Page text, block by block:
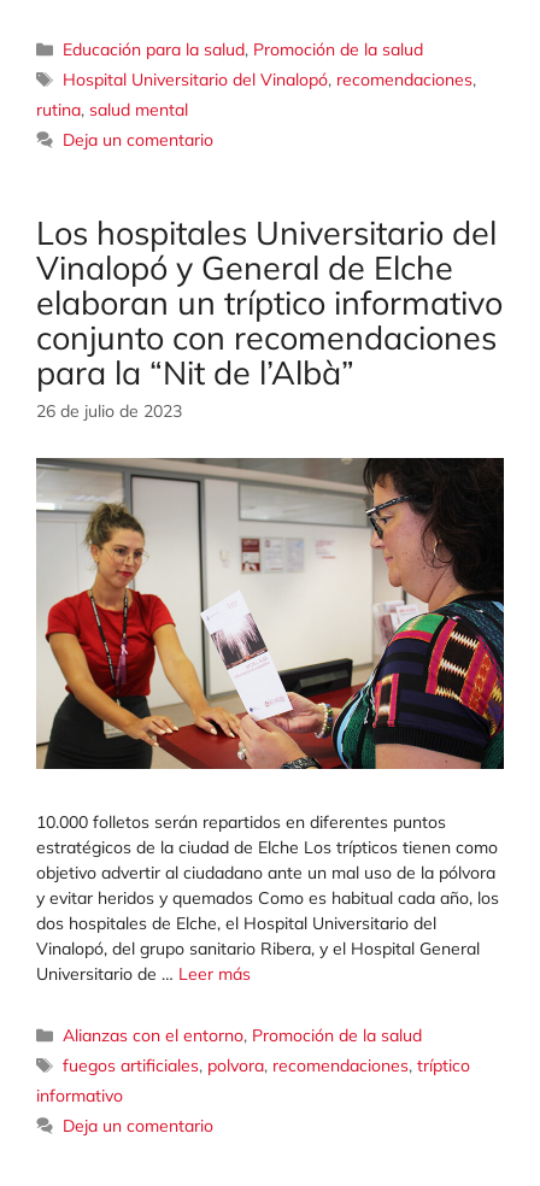
Categorías
Educación para la salud, Promoción de la salud
Etiquetas
Hospital Universitario del Vinalopó, recomendaciones,
rutina, salud mental
Deja un comentario
Los hospitales Universitario del
Vinalopó y General de Elche
elaboran un tríptico informativo
conjunto con recomendaciones
para la “Nit de l’Albà”
26 de julio de 2023
10.000 folletos serán repartidos en diferentes puntos
estratégicos de la ciudad de Elche Los trípticos tienen como
objetivo advertir al ciudadano ante un mal uso de la pólvora
y evitar heridos y quemados Como es habitual cada año, los
dos hospitales de Elche, el Hospital Universitario del
Vinalopó, del grupo sanitario Ribera, y el Hospital General
Universitario de … Leer más
Categorías
Alianzas con el entorno, Promoción de la salud
Etiquetas
fuegos artificiales, polvora, recomendaciones,tríptico
informativo
Deja un comentario